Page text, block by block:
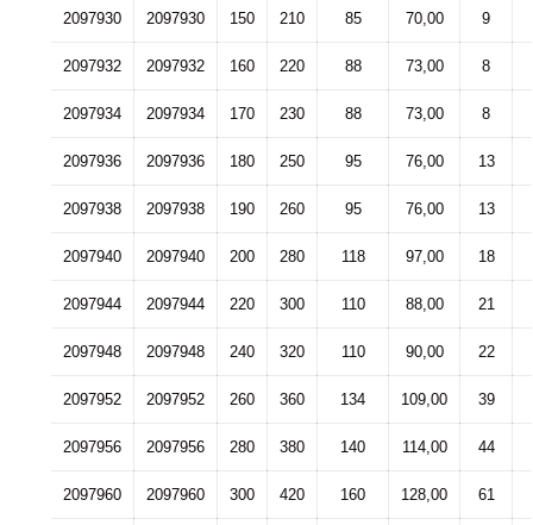
2097930 2097930 150 210 85 70,00 9
2097932 2097932 160 220 88 73,00 8
2097934 2097934 170 230 88 73,00 8
2097936 2097936 180 250 95 76,00 13
2097938 2097938 190 260 95 76,00 13
2097940 2097940 200 280 118 97,00 18
2097944 2097944 220 300 110 88,00 21
2097948 2097948 240 320 110 90,00 22
2097952 2097952 260 360 134 109,00 39
2097956 2097956 280 380 140 114,00 44
2097960 2097960 300 420 160 128,00 61